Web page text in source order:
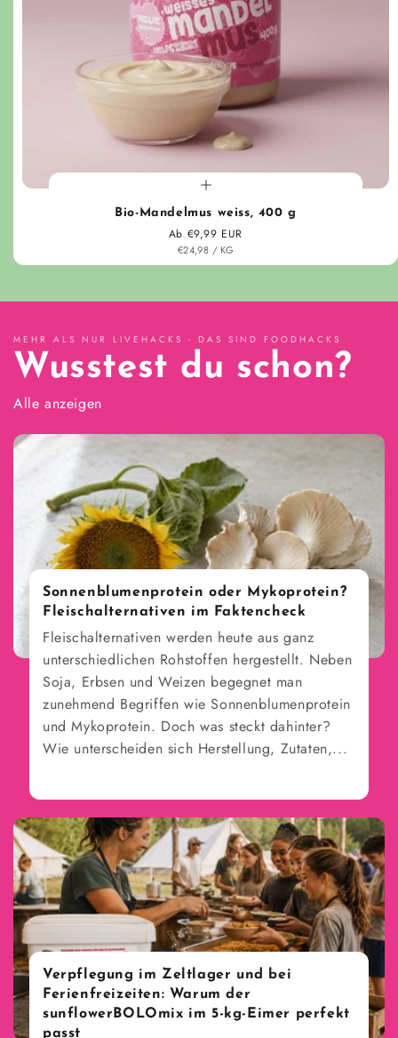
Bio-Mandelmus weiss, 400 g
Normaler Preis
Ab €9,99 EUR
STÜCK
€24,98 / PRO
KG
MEHR ALS NUR LIVEHACKS - DAS SIND FOODHACKS
Wusstest du schon?
Alle anzeigen
Sonnenblumenprotein oder Mykoprotein?
Fleischalternativen im Faktencheck
Fleischalternativen werden heute aus ganz
unterschiedlichen Rohstoffen hergestellt. Neben
Soja, Erbsen und Weizen begegnet man
zunehmend Begriffen wie Sonnenblumenprotein
und Mykoprotein. Doch was steckt dahinter?
Wie unterscheiden sich Herstellung, Zutaten,...
Verpflegung im Zeltlager und bei
Ferienfreizeiten: Warum der
sunflowerBOLOmix im 5-kg-Eimer perfekt
passt